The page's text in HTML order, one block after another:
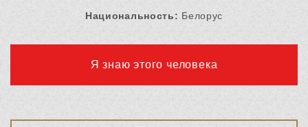
Национальность: Белорус
Я знаю этого человека